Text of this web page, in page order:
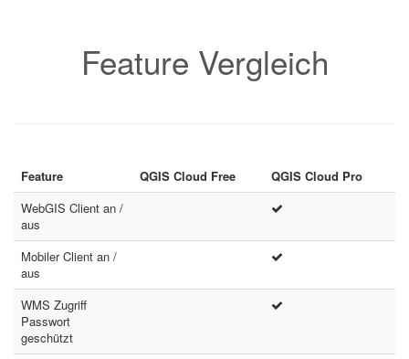
Feature Vergleich
Feature QGIS Cloud Free
QGIS Cloud Pro
WebGIS Client an /
aus
Mobiler Client an /
aus
WMS Zugriff
Passwort
geschützt